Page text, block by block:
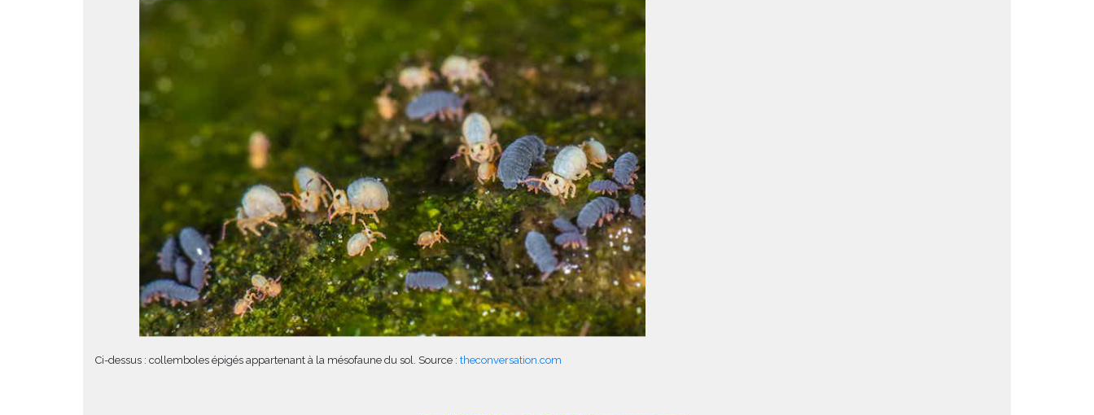
Ci-dessus : collemboles épigés appartenant à la mésofaune du sol. Source : theconversation.com